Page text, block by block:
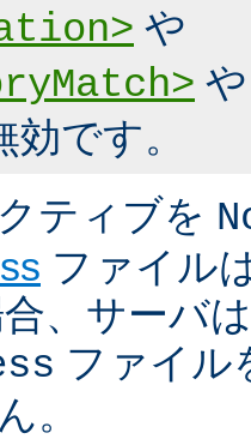
や
です。
ティブを
ファイル
、サーバ
ファイル
。